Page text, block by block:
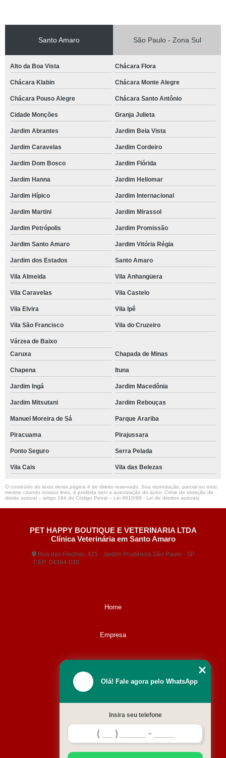
Santo Amaro São Paulo - Zona Sul
Alto da Boa Vista Chácara Flora
Chácara Klabin Chácara Monte Alegre
Chácara Pouso Alegre Chácara Santo Antônio
Cidade Monções Granja Julieta
Jardim Abrantes Jardim Bela Vista
Jardim Caravelas Jardim Cordeiro
Jardim Dom Bosco Jardim Flórida
Jardim Hanna Jardim Heliomar
Jardim Hípico Jardim Internacional
Jardim Martini Jardim Mirassol
Jardim Petrópolis Jardim Promissão
Jardim Santo Amaro Jardim Vitória Régia
Jardim dos Estados Santo Amaro
Vila Almeida Vila Anhangüera
Vila Caravelas Vila Castelo
Vila Elvira Vila Ipê
Vila São Francisco Vila do Cruzeiro
Várzea de Baixo
Caruxa
Chapada de Minas
Chapena Ituna
Jardim Ingá Jardim Macedônia
Jardim Mitsutani Jardim Rebouças
Manuel Moreira de Sá Parque Arariba
Piracuama Pirajussara
Ponto Seguro Serra Pelada
Vila Cais Vila das Belezas
O conteúdo do texto desta página é de direito reservado. Sua reprodução, parcial ou total,
mesmo citando nossos links, é proibida sem a autorização do autor. Crime de violação de
direito autoral – artigo 184 do Código Penal – Lei 9610/98 - Lei de direitos autorais
PET HAPPY BOUTIQUE E VETERINARIA LTDA
Clínica Veterinária em Santo Amaro
Rua das Flechas, 425 - Jardim Prudência São Paulo - SP
CEP: 04364-030
Home
Empresa
Contato
Olá! Fale agora pelo WhatsApp
Insira seu telefone